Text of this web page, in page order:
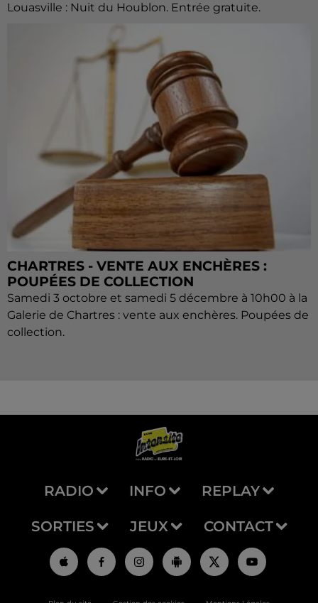
Louasville : Nuit du Houblon. Entrée gratuite.
CHARTRES - VENTE AUX ENCHÈRES :
POUPÉES DE COLLECTION
Samedi 3 octobre et samedi 5 décembre à 10h00 à la
Galerie de Chartres : vente aux enchères. Poupées de
collection.
RADIO INFO REPLAY
SORTIES JEUX CONTACT